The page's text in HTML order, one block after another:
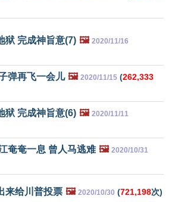
狱 完成神旨意(7) 🖼️ 2020/11/16
弹再飞一会儿 🖼️ 2020/11/15 (262,333
狱 完成神旨意(6) 🖼️ 2020/11/11
奄奄一息 曾人马逃难 🖼️ 2020/10/31
来给川普投票 🖼️ 2020/10/30 (721,198次)